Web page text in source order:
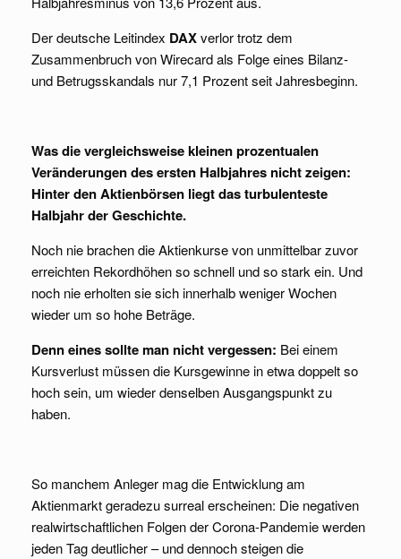
Der deutsche Leitindex DAXverlor trotz dem
Zusammenbruch von Wirecard als Folge eines Bilanz-
und Betrugsskandals nur 7,1 Prozent seit Jahresbeginn.
Was die vergleichsweise kleinen prozentualen
Veränderungen des ersten Halbjahres nichtzeigen:
Hinter den Aktienbörsen liegt das turbulenteste
Halbjahr der Geschichte.
Noch nie brachen die Aktienkurse von unmittelbar zuvor
erreichten Rekordhöhen so schnell und so stark ein. Und
noch nie erholten sie sich innerhalb weniger Wochen
wieder um so hohe Beträge.
Denn eines sollte man nicht vergessen: Bei einem
Kursverlust müssen die Kursgewinne in etwa doppelt so
hoch sein, um wieder denselben Ausgangspunkt zu
haben.
So manchem Anleger mag die Entwicklung am
Aktienmarkt geradezu surreal erscheinen: Die negativen
realwirtschaftlichen Folgen der Corona-Pandemie werden
jeden Tag deutlicher – und dennoch steigen die